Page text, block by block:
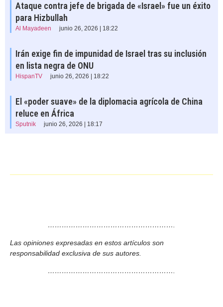
Ataque contra jefe de brigada de «Israel» fue un éxito
para Hizbullah
Al Mayadeen junio 26, 2026 | 18:22
Irán exige fin de impunidad de Israel tras su inclusión
en lista negra de ONU
HispanTV junio 26, 2026 | 18:22
El «poder suave» de la diplomacia agrícola de China
reluce en África
Sputnik junio 26, 2026 | 18:17
……………………………………………….
Las opiniones expresadas en estos artículos son
responsabilidad exclusiva de sus autores.
……………………………………………….